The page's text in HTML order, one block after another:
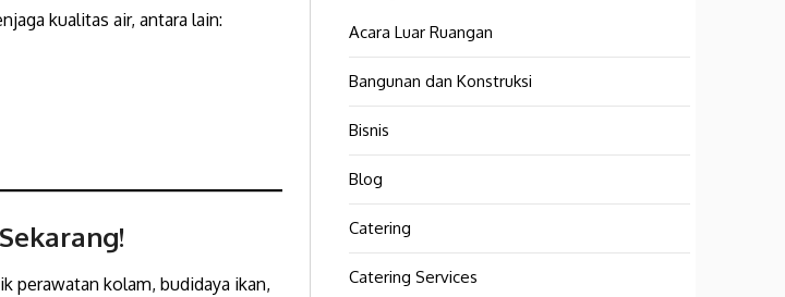
kualitas air, antara lain:
perawatan kolam, budidaya ikan,
Acara Luar Ruangan
Bangunan dan Konstruksi
Bisnis
Blog
Catering
Catering Services